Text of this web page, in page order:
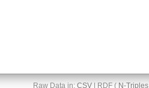
Raw Data in: CSV| RDF ( N-Triples